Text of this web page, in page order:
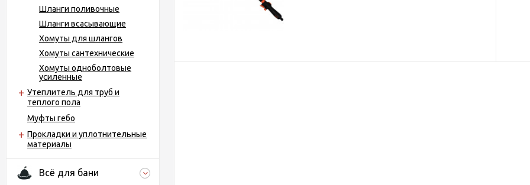
Шланги поливочные
Шланги всасывающие
Хомуты для шлангов
Хомуты сантехнические
Хомуты одноболтовые
усиленные
Утеплитель для труб и
теплого пола
Муфты гебо
Прокладки и уплотнительные
материалы
Всё для бани